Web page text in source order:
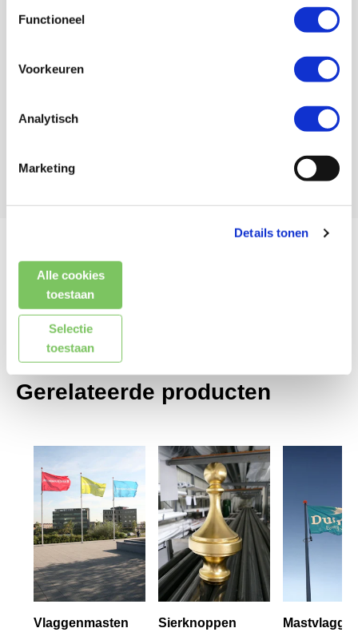
Functioneel
Voorkeuren
Analytisch
Marketing
Details tonen
Alle cookies
toestaan
Selectie
toestaan
Reviews (0)
Gerelateerde producten
Vlaggenmasten Sierknoppen